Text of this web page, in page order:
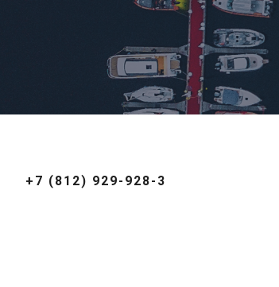
+7 (812) 929-928-3